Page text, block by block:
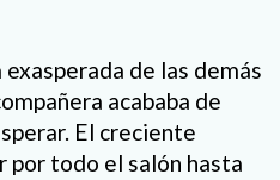
de las demás
acababa de
El creciente
por todo el salón hasta